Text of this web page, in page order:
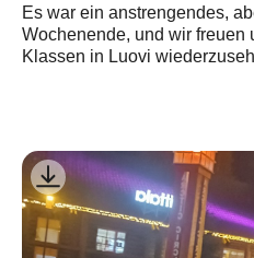
Es war ein anstrengendes,
Wochenende, und wir freuen
Klassen in Luovi